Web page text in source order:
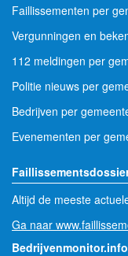
Faillissementen per
Vergunningen en
112 meldingen per
Politie nieuws per
Bedrijven per
Evenementen per
Altijd de meeste
Ga naar
Bedrijvenmonitor.info